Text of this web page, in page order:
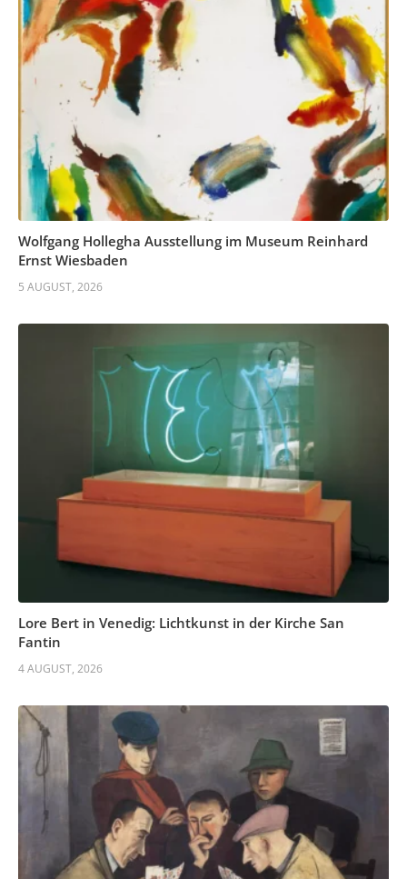
Wolfgang Hollegha Ausstellung im Museum Reinhard
Ernst Wiesbaden
5 AUGUST, 2026
Lore Bert in Venedig: Lichtkunst in der Kirche San
Fantin
4 AUGUST, 2026